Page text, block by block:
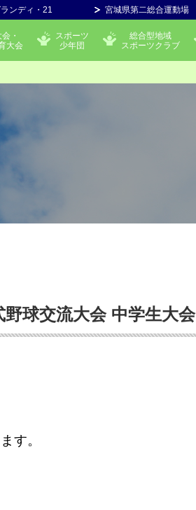
ンディ・21 宮城県第二総合運動場
・
大会
スポーツ
少年団
総合型地域
スポーツクラブ
球交流大会 中学生大会
す。